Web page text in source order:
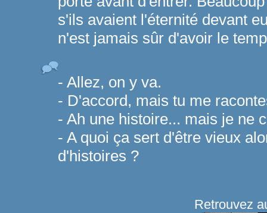
s'ils avaient l'éternité devant
n'est jamais sûr d'avoir le
- Allez, on y va.
- D'accord, mais tu me
- Ah une histoire... mais je ne
- A quoi ça sert d'être vieux
d'histoires ?
Retrouvez